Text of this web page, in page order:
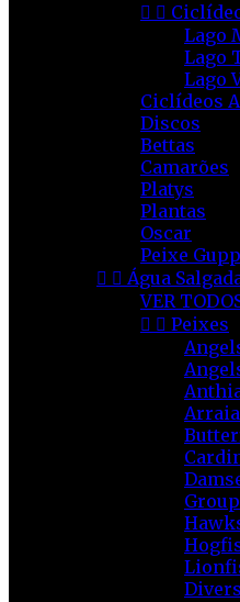
 
Lago
Lago
Lago
Ciclídeos
Discos
Bettas
Camarões
Platys
Plantas
Oscar
Peixe
  Água
VER
  Peixes